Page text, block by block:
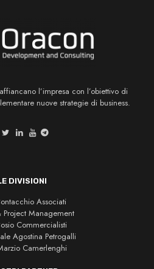
l’impresa con l’obiettivo di
nuove strategie di business.
DIVISIONI
Associati
Project Management
Commercialisti
Agostina Petrogalli
Camerlenghi